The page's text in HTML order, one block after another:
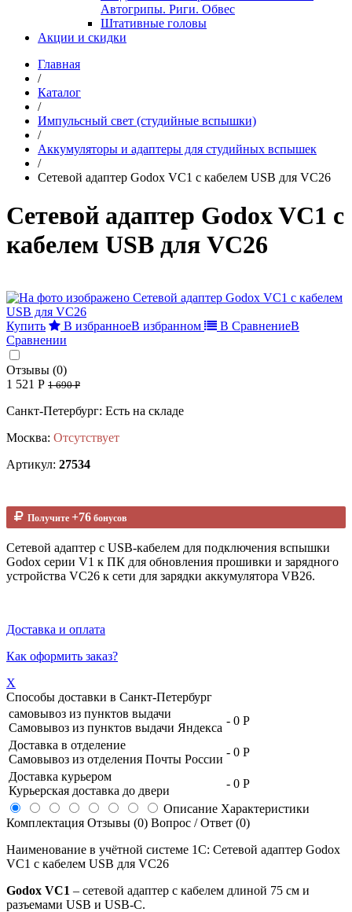
Автогрипы. Риги. Обвес
Штативные головы
Акции и скидки
Главная
/
Каталог
/
Импульсный свет (студийные вспышки)
/
Аккумуляторы и адаптеры для студийных вспышек
/
Сетевой адаптер Godox VC1 с кабелем USB для VC26
Сетевой адаптер Godox VC1 с
кабелем USB для VC26
Купить В избранноеВ избранном В СравнениеВ
Сравнении
Отзывы (0)
1 521 Р 1 690 Р
Санкт-Петербург: Есть на складе
Москва: Отсутствует
Артикул: 27534
Получите +76 бонусов
Сетевой адаптер с USB-кабелем для подключения вспышки
Godox серии V1 к ПК для обновления прошивки и зарядного
устройства VC26 к сети для зарядки аккумулятора VB26.
Доставка и оплата
Как оформить заказ?
X
Способы доставки в Санкт-Петербург
самовывоз из пунктов выдачи
Самовывоз из пунктов выдачи Яндекса
- 0 Р
Доставка в отделение
Самовывоз из отделения Почты России
- 0 Р
Доставка курьером
Курьерская доставка до двери
- 0 Р
Описание Характеристики
Комплектация Отзывы (0) Вопрос / Ответ (0)
Наименование в учётной системе 1С: Сетевой адаптер Godox
VC1 с кабелем USB для VC26
Godox VC1 – сетевой адаптер с кабелем длиной 75 см и
разъемами USB и USB-C.